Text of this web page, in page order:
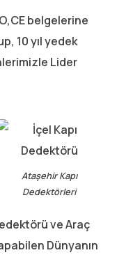
belgelerine
10 yıl yedek
Lider
Ataşehir Kapı
Dedektörleri
ve Araç
Dünyanın